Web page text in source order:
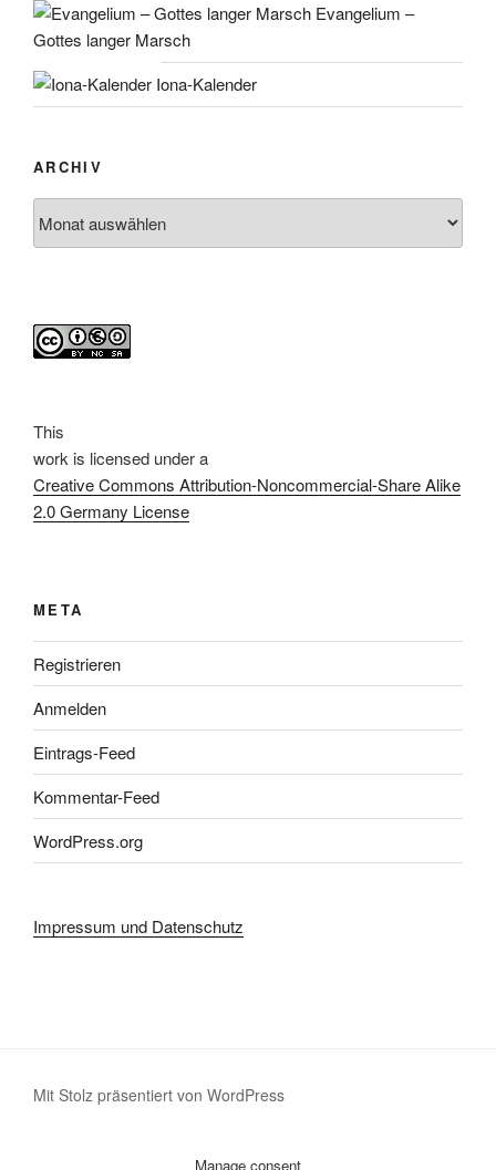
Evangelium –
Gottes langer Marsch
Iona-Kalender
ARCHIV
This
work is licensed under a
Creative Commons Attribution-Noncommercial-Share Alike
2.0 Germany License
META
Registrieren
Anmelden
Eintrags-Feed
Kommentar-Feed
WordPress.org
Impressum und Datenschutz
Mit Stolz präsentiert von WordPress
Manage consent